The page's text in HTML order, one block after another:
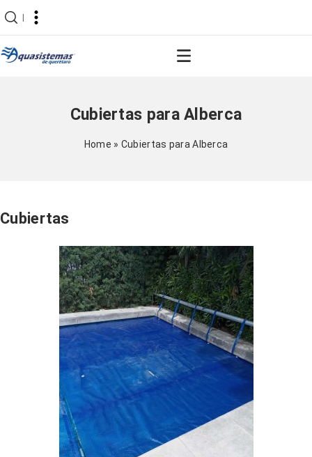
|
Cubiertas para Alberca
Home » Cubiertas para Alberca
Cubiertas